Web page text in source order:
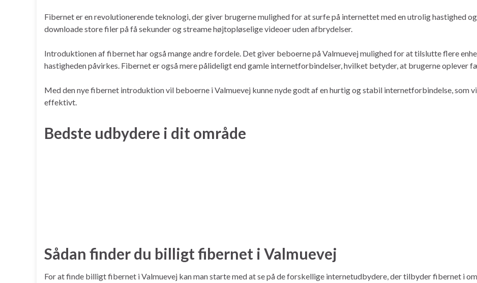
Fibernet er en revolutionerende teknologi, der giver brugerne mulighed for at surfe på internettet med en utrolig hastighed
downloade store filer på få sekunder og streame højtopløselige videoer uden afbrydelser.
Introduktionen af fibernet har også mange andre fordele. Det giver beboerne på Valmuevej mulighed for at tilslutte flere
hastigheden påvirkes. Fibernet er også mere pålideligt end gamle internetforbindelser, hvilket betyder, at brugerne oplever
Med den nye fibernet introduktion vil beboerne i Valmuevej kunne nyde godt af en hurtig og stabil internetforbindelse, som
effektivt.
Bedste udbydere i dit område
Sådan finder du billigt fibernet i Valmuevej
For at finde billigt fibernet i Valmuevej kan man starte med at se på de forskellige internetudbydere, der tilbyder fibernet i